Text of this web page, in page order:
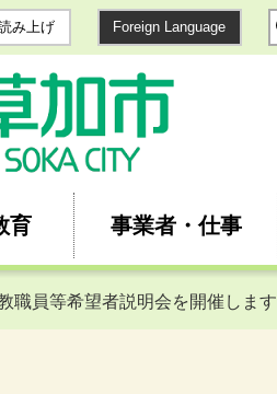
み上げ Foreign Language
育 事業者・仕事
職員等希望者説明会を開催します